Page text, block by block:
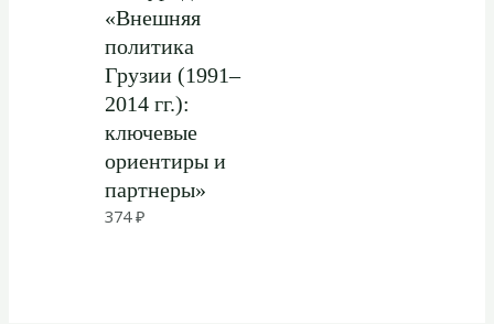
«Внешняя
политика
Грузии (1991–
2014 гг.):
ключевые
ориентиры и
партнеры»
374₽